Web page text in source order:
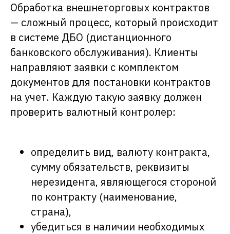
Обработка внешнеторговых контрактов
— сложный процесс, который происходит
в системе ДБО (дистанционного
банковского обслуживания). Клиенты
направляют заявки с комплектом
документов для постановки контрактов
на учет. Каждую такую заявку должен
проверить валютный контролер:
определить вид, валюту контракта,
сумму обязательств, реквизиты
нерезидента, являющегося стороной
по контракту (наименование,
страна),
убедиться в наличии необходимых
Когда количество контрактов
сильно выросло, сил
существующих специалистов
стало не хватать на выполнение
процесса в соответствии с SLA. В
результате сравнения затрат на
ручной труд IT-департамент
Банка решил внедрить в бизнес-
процессы компании